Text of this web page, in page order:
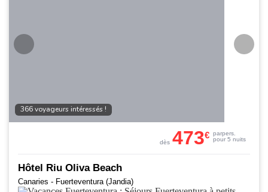
366 voyageurs intéressés !
Hôtel Riu Oliva Beach
Canaries - Fuerteventura (Jandia)
dès 473€ parpers.
pour 5 nuits